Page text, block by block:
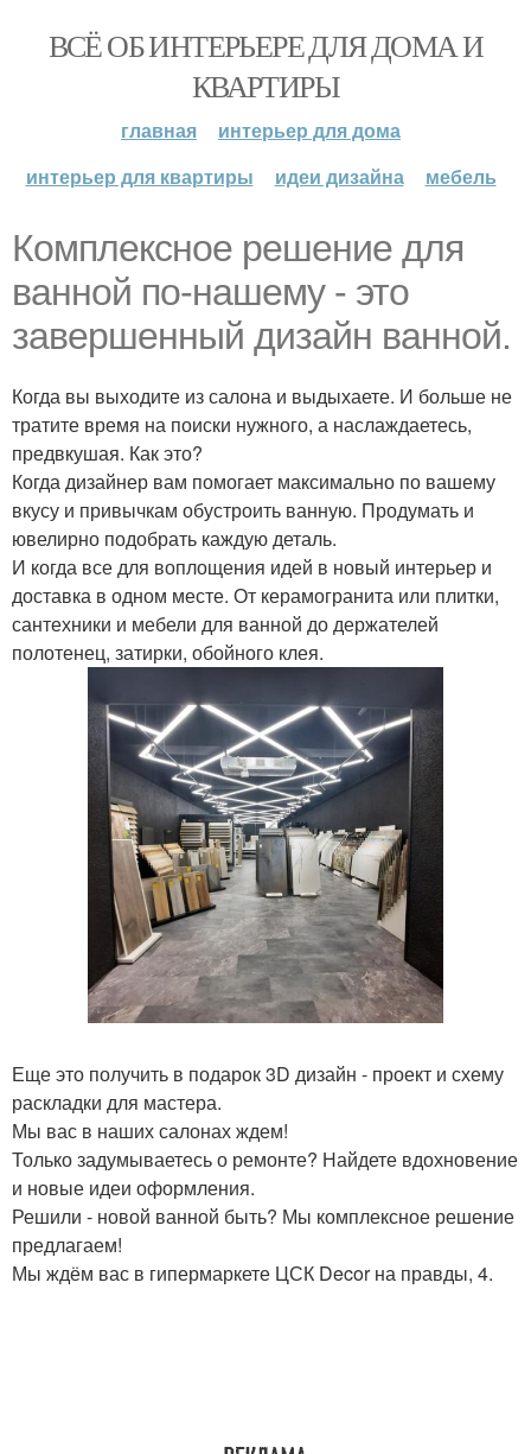
ВСЁ ОБ ИНТЕРЬЕРЕ ДЛЯ ДОМА И
КВАРТИРЫ
главная
интерьер для дома
интерьер для квартиры
идеи дизайна мебель
Комплексное решение для
ванной по-нашему - это
завершенный дизайн ванной.
Когда вы выходите из салона и выдыхаете. И больше не
тратите время на поиски нужного, а наслаждаетесь,
предвкушая. Как это?
Когда дизайнер вам помогает максимально по вашему
вкусу и привычкам обустроить ванную. Продумать и
ювелирно подобрать каждую деталь.
И когда все для воплощения идей в новый интерьер и
доставка в одном месте. От керамогранита или плитки,
сантехники и мебели для ванной до держателей
полотенец, затирки, обойного клея.
Еще это получить в подарок 3D дизайн - проект и схему
раскладки для мастера.
Мы вас в наших салонах ждем!
Только задумываетесь о ремонте? Найдете вдохновение
и новые идеи оформления.
Решили - новой ванной быть? Мы комплексное решение
предлагаем!
Мы ждём вас в гипермаркете ЦСК Decor на правды, 4.